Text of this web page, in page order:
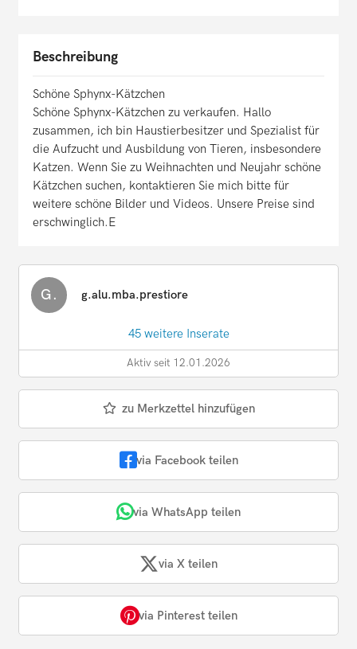
Beschreibung
Schöne Sphynx-Kätzchen
Schöne Sphynx-Kätzchen zu verkaufen. Hallo
zusammen, ich bin Haustierbesitzer und Spezialist für
die Aufzucht und Ausbildung von Tieren, insbesondere
Katzen. Wenn Sie zu Weihnachten und Neujahr schöne
Kätzchen suchen, kontaktieren Sie mich bitte für
weitere schöne Bilder und Videos. Unsere Preise sind
erschwinglich.E
G. g.alu.mba.prestiore
45 weitere Inserate
Aktiv seit 12.01.2026
zu Merkzettel hinzufügen
via Facebook teilen
via WhatsApp teilen
via X teilen
via Pinterest teilen